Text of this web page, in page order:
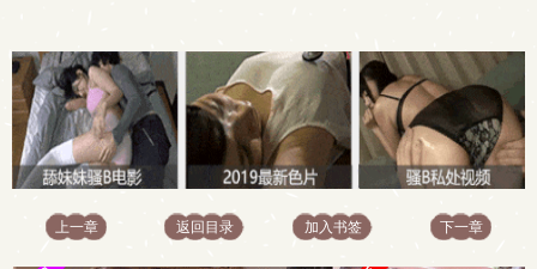
上一章 返回目录 加入书签 下一章